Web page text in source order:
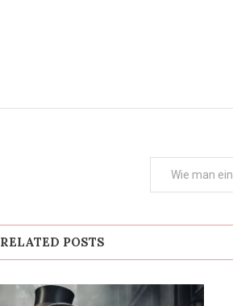
Wie man
RELATED POSTS